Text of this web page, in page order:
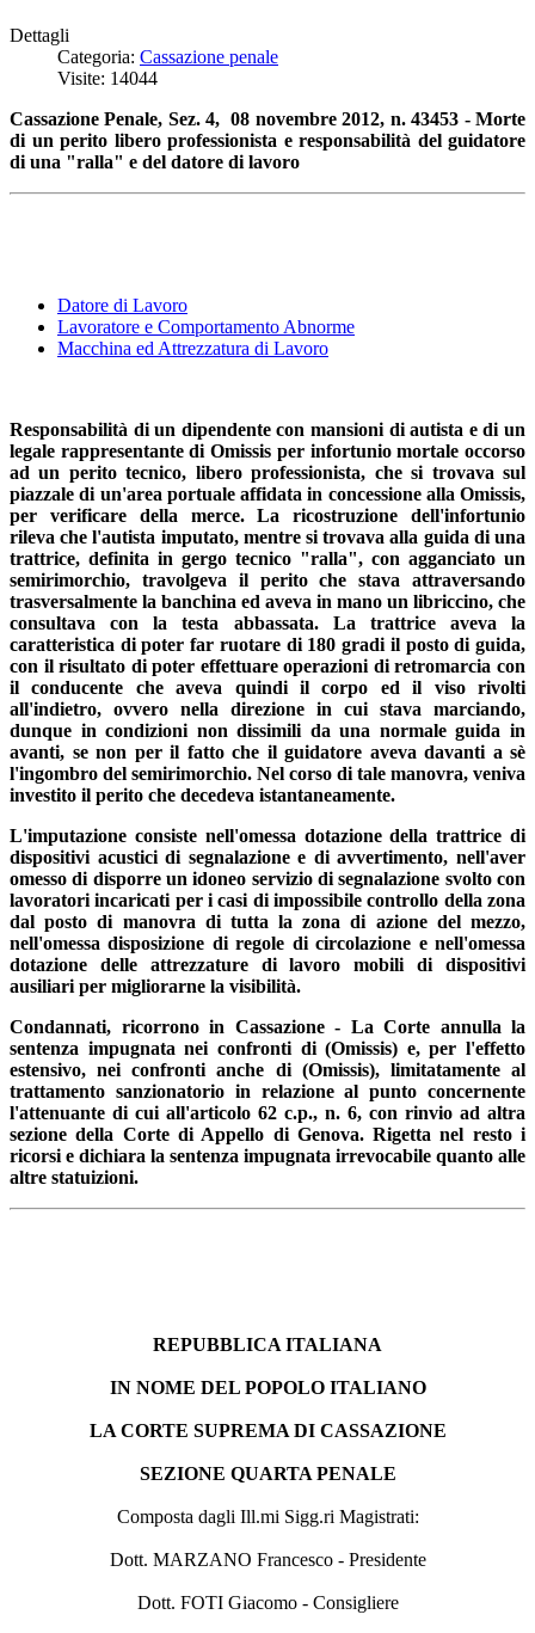
Dettagli
Categoria: Cassazione penale
Visite: 14044
Cassazione Penale, Sez. 4, 08 novembre 2012, n. 43453 - Morte
di un perito libero professionista e responsabilità del guidatore
di una "ralla" e del datore di lavoro
Datore di Lavoro
Lavoratore e Comportamento Abnorme
Macchina ed Attrezzatura di Lavoro
Responsabilità di un dipendente con mansioni di autista e di un
legale rappresentante di Omissis per infortunio mortale occorso
ad un perito tecnico, libero professionista, che si trovava sul
piazzale di un'area portuale affidata in concessione alla Omissis,
per verificare della merce. La ricostruzione dell'infortunio
rileva che l'autista imputato, mentre si trovava alla guida di una
trattrice, definita in gergo tecnico "ralla", con agganciato un
semirimorchio, travolgeva il perito che stava attraversando
trasversalmente la banchina ed aveva in mano un libriccino, che
consultava con la testa abbassata. La trattrice aveva la
caratteristica di poter far ruotare di 180 gradi il posto di guida,
con il risultato di poter effettuare operazioni di retromarcia con
il conducente che aveva quindi il corpo ed il viso rivolti
all'indietro, ovvero nella direzione in cui stava marciando,
dunque in condizioni non dissimili da una normale guida in
avanti, se non per il fatto che il guidatore aveva davanti a sè
l'ingombro del semirimorchio. Nel corso di tale manovra, veniva
investito il perito che decedeva istantaneamente.
L'imputazione consiste nell'omessa dotazione della trattrice di
dispositivi acustici di segnalazione e di avvertimento, nell'aver
omesso di disporre un idoneo servizio di segnalazione svolto con
lavoratori incaricati per i casi di impossibile controllo della zona
dal posto di manovra di tutta la zona di azione del mezzo,
nell'omessa disposizione di regole di circolazione e nell'omessa
dotazione delle attrezzature di lavoro mobili di dispositivi
ausiliari per migliorarne la visibilità.
Condannati, ricorrono in Cassazione - La Corte annulla la
sentenza impugnata nei confronti di (Omissis) e, per l'effetto
estensivo, nei confronti anche di (Omissis), limitatamente al
trattamento sanzionatorio in relazione al punto concernente
l'attenuante di cui all'articolo 62 c.p., n. 6, con rinvio ad altra
sezione della Corte di Appello di Genova. Rigetta nel resto i
ricorsi e dichiara la sentenza impugnata irrevocabile quanto alle
altre statuizioni.
REPUBBLICA ITALIANA
IN NOME DEL POPOLO ITALIANO
LA CORTE SUPREMA DI CASSAZIONE
SEZIONE QUARTA PENALE
Composta dagli Ill.mi Sigg.ri Magistrati:
Dott. MARZANO Francesco - Presidente
Dott. FOTI Giacomo - Consigliere